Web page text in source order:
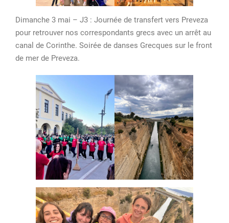
Dimanche 3 mai – J3 : Journée de transfert vers Preveza
pour retrouver nos correspondants grecs avec un arrêt au
canal de Corinthe. Soirée de danses Grecques sur le front
de mer de Preveza.